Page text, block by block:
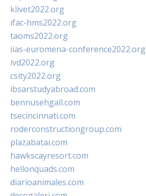
klivet2022.org
ifac-hms2022.org
taoms2022.org
iias-euromena-conference2022.org
ivd2022.org
csity2022.org
ibsarstudyabroad.com
bennusehgall.com
tsecincinnati.com
roderconstructiongroup.com
plazabatai.com
hawkscayresort.com
hellonquads.com
diarioanimales.com